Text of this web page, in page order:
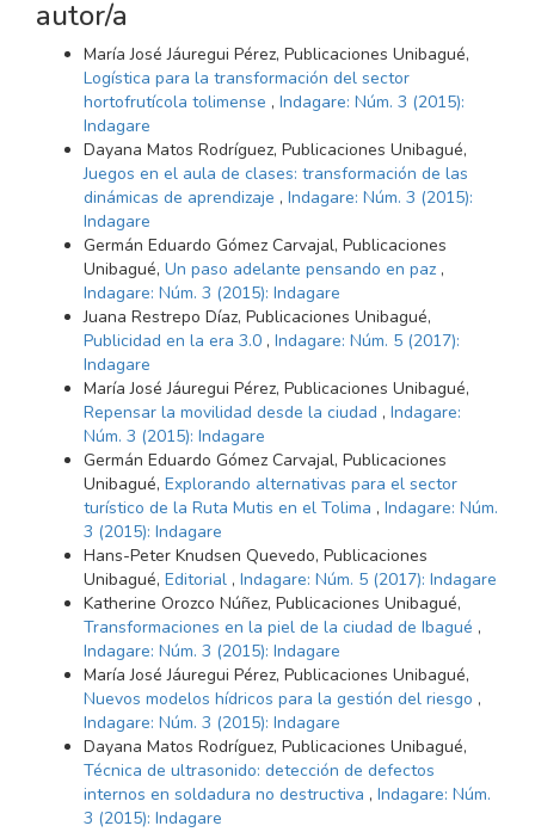
autor/a
María José Jáuregui Pérez, Publicaciones Unibagué,
Logística para la transformación del sector
hortofrutícola tolimense , Indagare: Núm. 3 (2015):
Indagare
Dayana Matos Rodríguez, Publicaciones Unibagué,
Juegos en el aula de clases: transformación de las
dinámicas de aprendizaje , Indagare: Núm. 3 (2015):
Indagare
Germán Eduardo Gómez Carvajal, Publicaciones
Unibagué, Un paso adelante pensando en paz ,
Indagare: Núm. 3 (2015): Indagare
Juana Restrepo Díaz, Publicaciones Unibagué,
Publicidad en la era 3.0 , Indagare: Núm. 5 (2017):
Indagare
María José Jáuregui Pérez, Publicaciones Unibagué,
Repensar la movilidad desde la ciudad , Indagare:
Núm. 3 (2015): Indagare
Germán Eduardo Gómez Carvajal, Publicaciones
Unibagué, Explorando alternativas para el sector
turístico de la Ruta Mutis en el Tolima , Indagare: Núm.
3 (2015): Indagare
Hans-Peter Knudsen Quevedo, Publicaciones
Unibagué, Editorial , Indagare: Núm. 5 (2017): Indagare
Katherine Orozco Núñez, Publicaciones Unibagué,
Transformaciones en la piel de la ciudad de Ibagué ,
Indagare: Núm. 3 (2015): Indagare
María José Jáuregui Pérez, Publicaciones Unibagué,
Nuevos modelos hídricos para la gestión del riesgo ,
Indagare: Núm. 3 (2015): Indagare
Dayana Matos Rodríguez, Publicaciones Unibagué,
Técnica de ultrasonido: detección de defectos
internos en soldadura no destructiva , Indagare: Núm.
3 (2015): Indagare